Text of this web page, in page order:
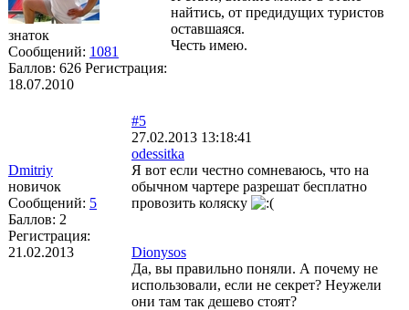
знаток
Сообщений: 1081
Баллов: 626 Регистрация:
18.07.2010
найтись, от предидущих туристов
оставшаяся.
Честь имею.
Dmitriy
новичок
Сообщений: 5
Баллов: 2
Регистрация:
21.02.2013
#5
27.02.2013 13:18:41
odessitka
Я вот если честно сомневаюсь, что на
обычном чартере разрешат бесплатно
провозить коляску
Dionysos
Да, вы правильно поняли. А почему не
использовали, если не секрет? Неужели
они там так дешево стоят?